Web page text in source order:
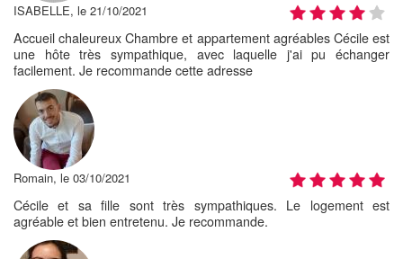
ISABELLE, le 21/10/2021
Accueil chaleureux Chambre et appartement agréables Cécile est
une hôte très sympathique, avec laquelle j'ai pu échanger
facilement. Je recommande cette adresse
Romain, le 03/10/2021
Cécile et sa fille sont très sympathiques. Le logement est
agréable et bien entretenu. Je recommande.